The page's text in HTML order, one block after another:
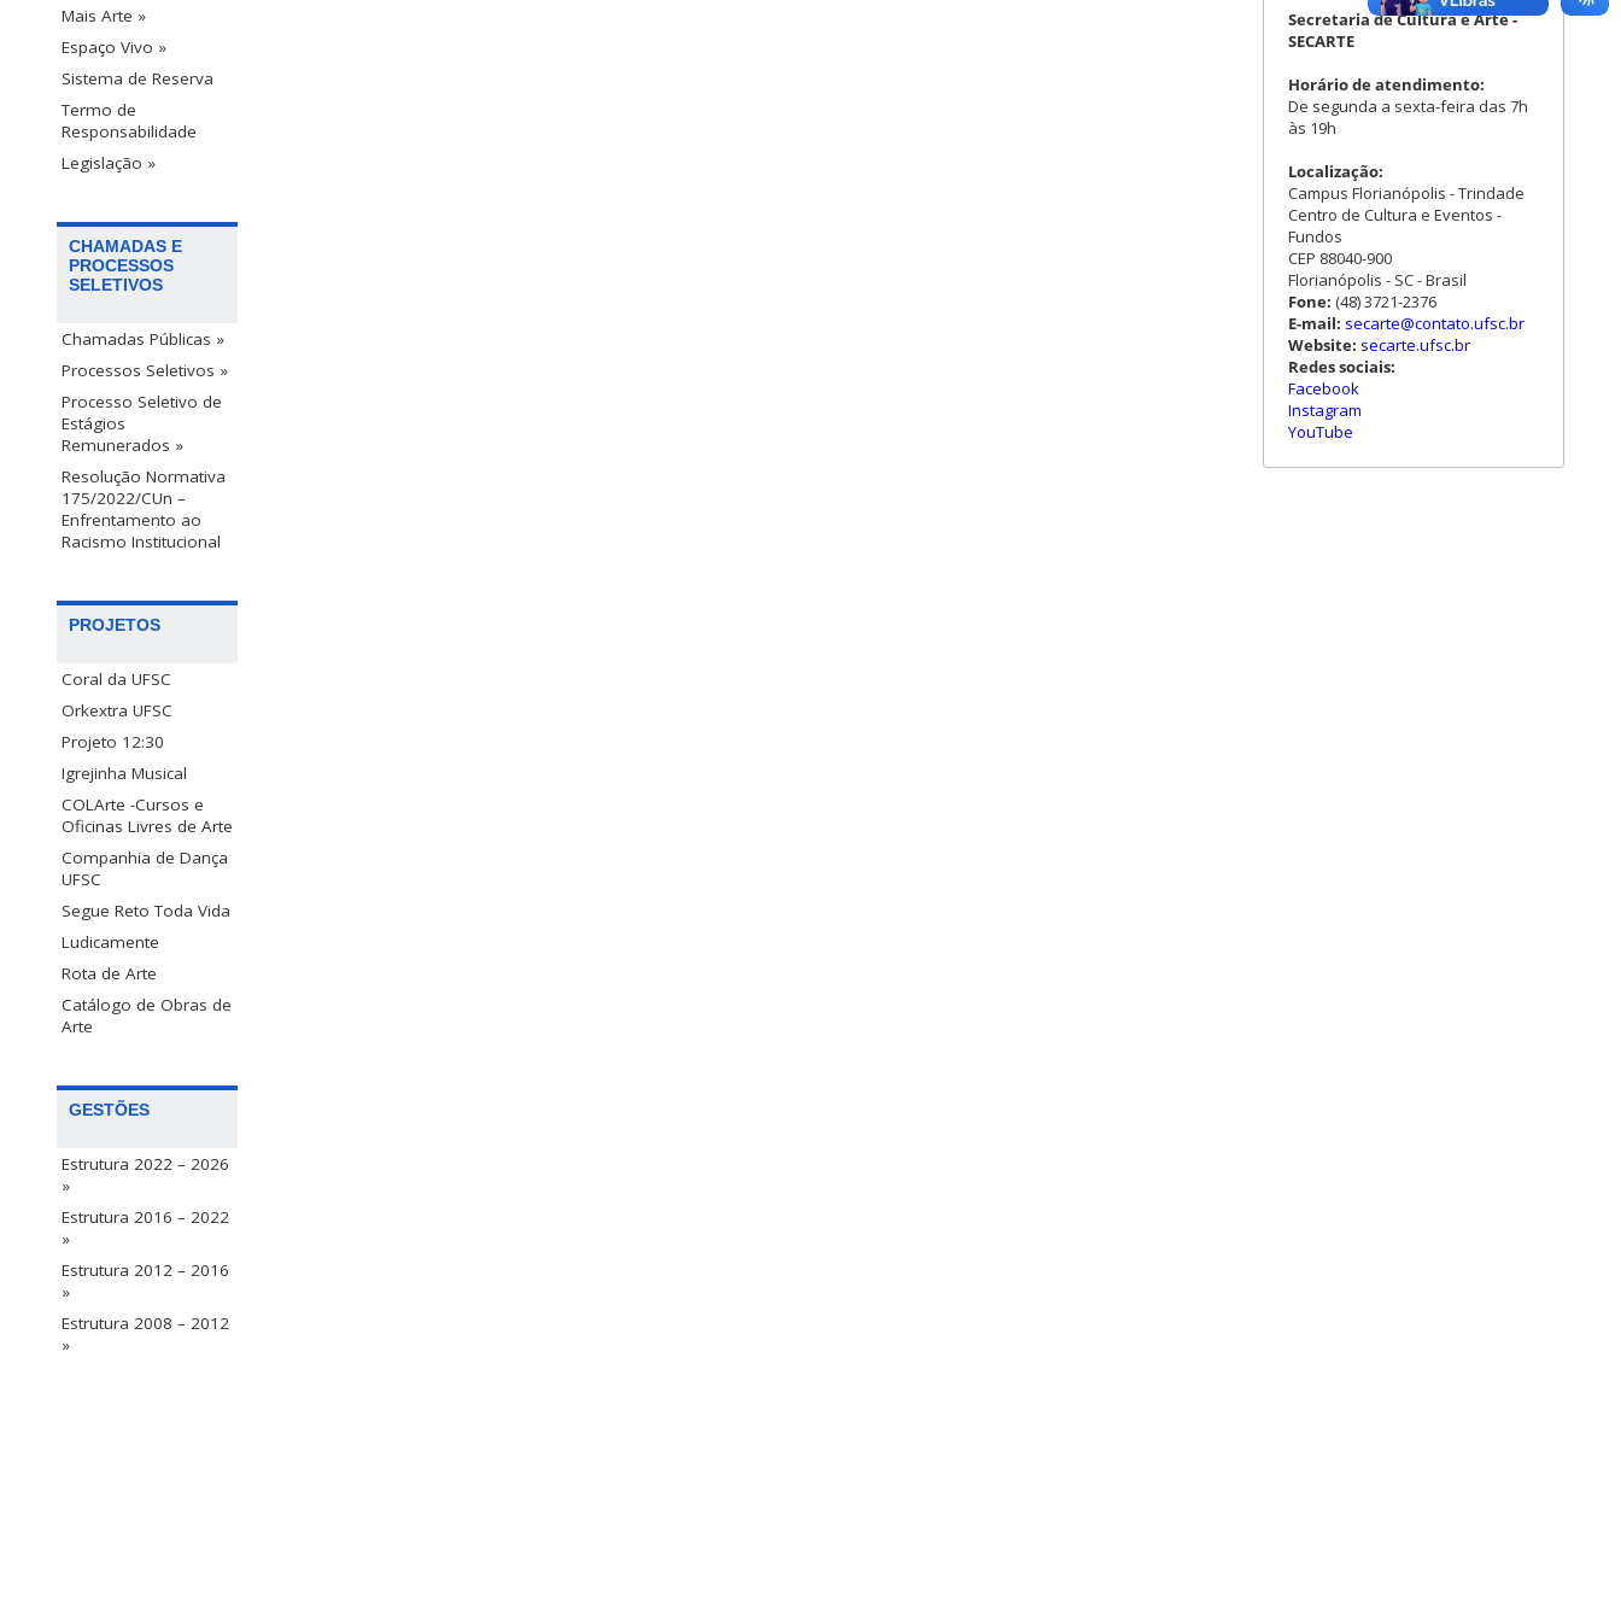
Mais Arte »
Espaço Vivo »
Sistema de Reserva
Termo de
Responsabilidade
Legislação »
CHAMADAS E
PROCESSOS
SELETIVOS
Chamadas Públicas »
Processos Seletivos »
Processo Seletivo de
Estágios
Remunerados »
Resolução Normativa
175/2022/CUn –
Enfrentamento ao
Racismo Institucional
PROJETOS
Coral da UFSC
Orkextra UFSC
Projeto 12:30
Igrejinha Musical
COLArte -Cursos e
Oficinas Livres de Arte
Companhia de Dança
UFSC
Segue Reto Toda Vida
Ludicamente
Rota de Arte
Catálogo de Obras de
Arte
GESTÕES
Estrutura 2022 – 2026
»
Estrutura 2016 – 2022
»
Estrutura 2012 – 2016
»
Estrutura 2008 – 2012
»
Secretaria de Cultura e Arte -
SECARTE
Horário de atendimento:
De segunda a sexta-feira das 7h
às 19h
Localização:
Campus Florianópolis - Trindade
Centro de Cultura e Eventos -
Fundos
CEP 88040-900
Florianópolis - SC - Brasil
Fone: (48) 3721-2376
E-mail: secarte@contato.ufsc.br
Website: secarte.ufsc.br
Redes sociais:
Facebook
Instagram
YouTube